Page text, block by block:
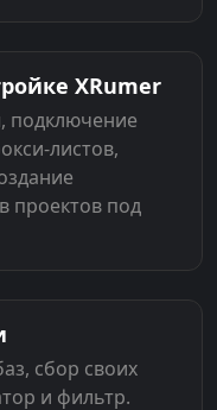
XRumer
подключение
листов,
проектов под
сбор своих
и фильтр.